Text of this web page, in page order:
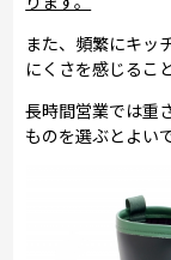
また、頻繁にキッ
にくさを感じるこ
長時間営業では重
ものを選ぶとよい